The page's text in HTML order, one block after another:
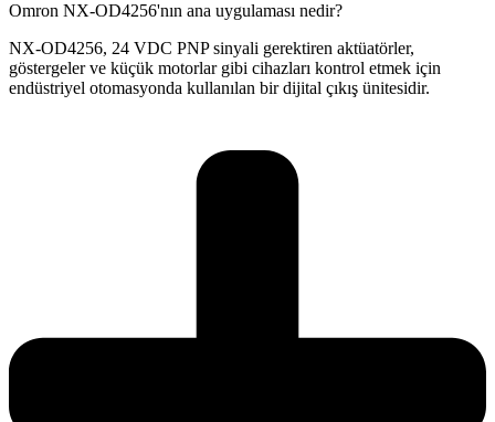
Omron NX-OD4256'nın ana uygulaması nedir?
NX-OD4256, 24 VDC PNP sinyali gerektiren aktüatörler,
göstergeler ve küçük motorlar gibi cihazları kontrol etmek için
endüstriyel otomasyonda kullanılan bir dijital çıkış ünitesidir.